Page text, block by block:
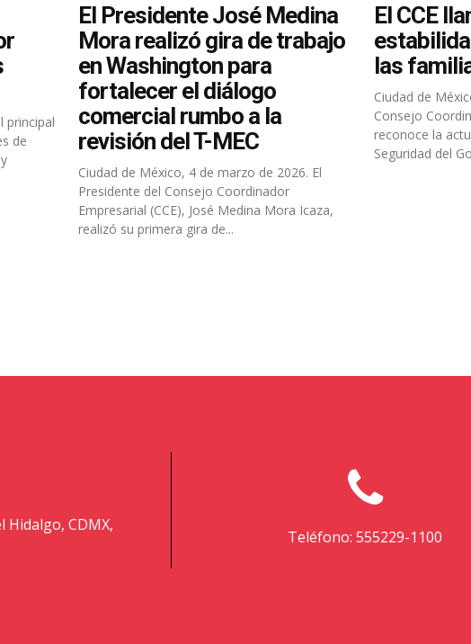
principal
de
El Presidente José Medina
Mora realizó gira de trabajo
en Washington para
fortalecer el diálogo
comercial rumbo a la
revisión del T-MEC
Ciudad de México, 4 de marzo de 2026. El
Presidente del Consejo Coordinador
Empresarial (CCE), José Medina Mora Icaza,
realizó su primera gira de...
El CCE
las
Ciudad de
Consejo
reconoce la
Seguridad del
Hidalgo, CDMX,
Teléfono: 555229-1100